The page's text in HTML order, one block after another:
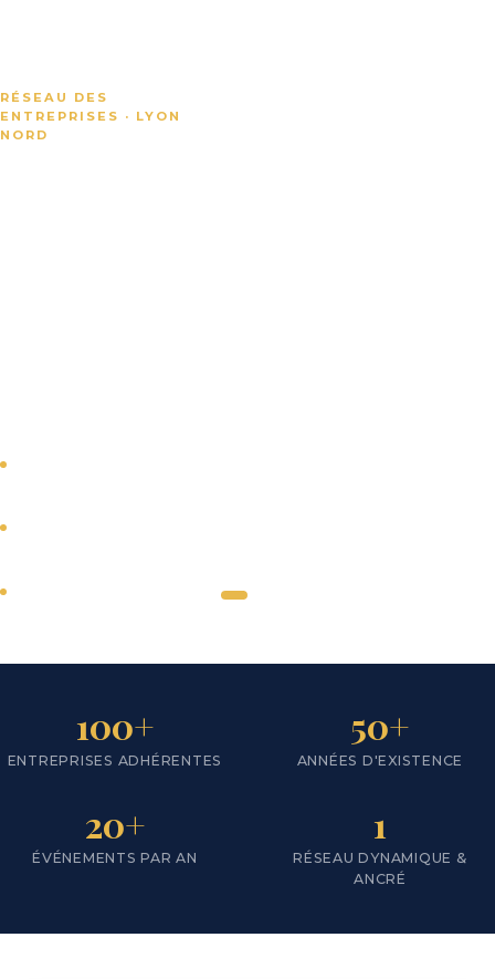
RÉSEAU DES
ENTREPRISES · LYON
NORD
Notre
100+
ENTREPRISES ADHÉRENTES
50+
ANNÉES D'EXISTENCE
20+
ÉVÉNEMENTS PAR AN
1
RÉSEAU DYNAMIQUE &
ANCRÉ